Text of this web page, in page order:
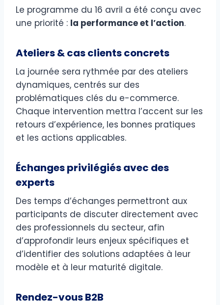
Le programme du 16 avril a été conçu avec
une priorité : la performance et l’action.
Ateliers & cas clients concrets
La journée sera rythmée par des ateliers
dynamiques, centrés sur des
problématiques clés du e-commerce.
Chaque intervention mettra l’accent sur les
retours d’expérience, les bonnes pratiques
et les actions applicables.
Échanges privilégiés avec des
experts
Des temps d’échanges permettront aux
participants de discuter directement avec
des professionnels du secteur, afin
d’approfondir leurs enjeux spécifiques et
d’identifier des solutions adaptées à leur
modèle et à leur maturité digitale.
Rendez-vous B2B